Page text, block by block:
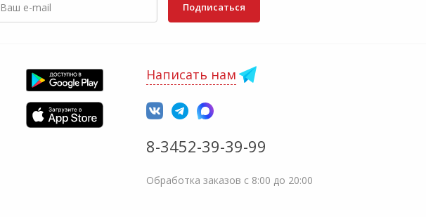
Подписаться
Написать нам
8-3452-39-39-99
Обработка заказов с 8:00 до 20:00